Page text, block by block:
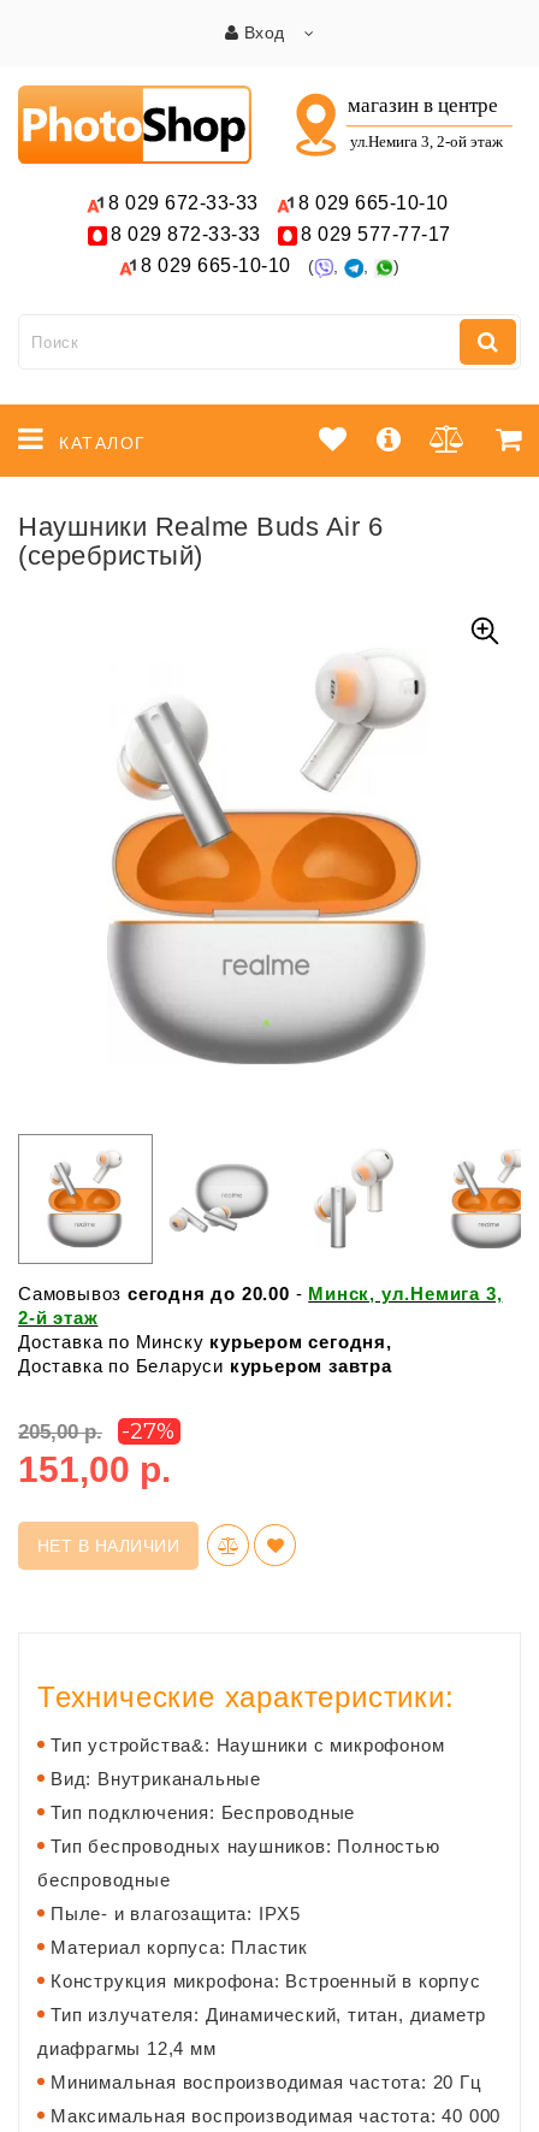
Вход
8 029 672-33-33 8 029 665-10-10
8 029 872-33-33 8 029 577-77-17
8 029 665-10-10 ( , , )
КАТАЛОГ
Наушники Realme Buds Air 6
(серебристый)
Самовывоз сегодня до 20.00 - Минск, ул.Немига 3,
2-й этаж
Доставка по Минску курьером сегодня,
Доставка по Беларуси курьером завтра
205,00 р. -27%
151,00 р.
НЕТ В НАЛИЧИИ
Технические характеристики:
Тип устройства&: Наушники с микрофоном
Вид: Внутриканальные
Тип подключения: Беспроводные
Тип беспроводных наушников: Полностью
беспроводные
Пыле- и влагозащита: IPX5
Материал корпуса: Пластик
Конструкция микрофона: Встроенный в корпус
Тип излучателя: Динамический, титан, диаметр
диафрагмы 12,4 мм
Минимальная воспроизводимая частота: 20 Гц
Максимальная воспроизводимая частота: 40 000